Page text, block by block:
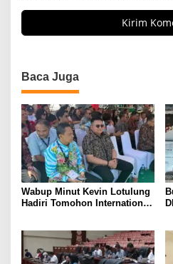
Baca Juga
Wabup Minut Kevin Lotulung
Hadiri Tomohon International